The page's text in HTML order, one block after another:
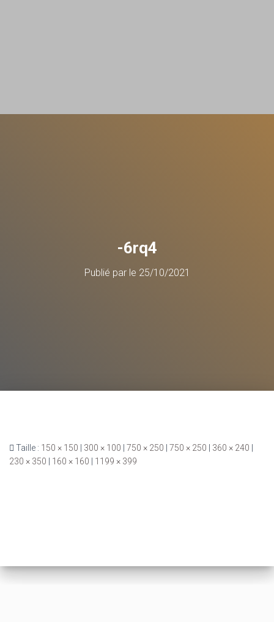
-6rq4
Publié par le 25/10/2021
Taille : 150 × 150 300 × 100 750 × 250 750 × 250 360 × 240
230 × 350
160 × 160 1199 × 399